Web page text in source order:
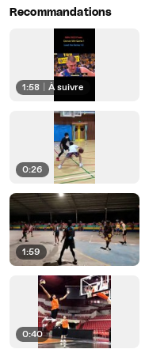
Recommandations
1:58 À suivre
0:26
1:59
0:40